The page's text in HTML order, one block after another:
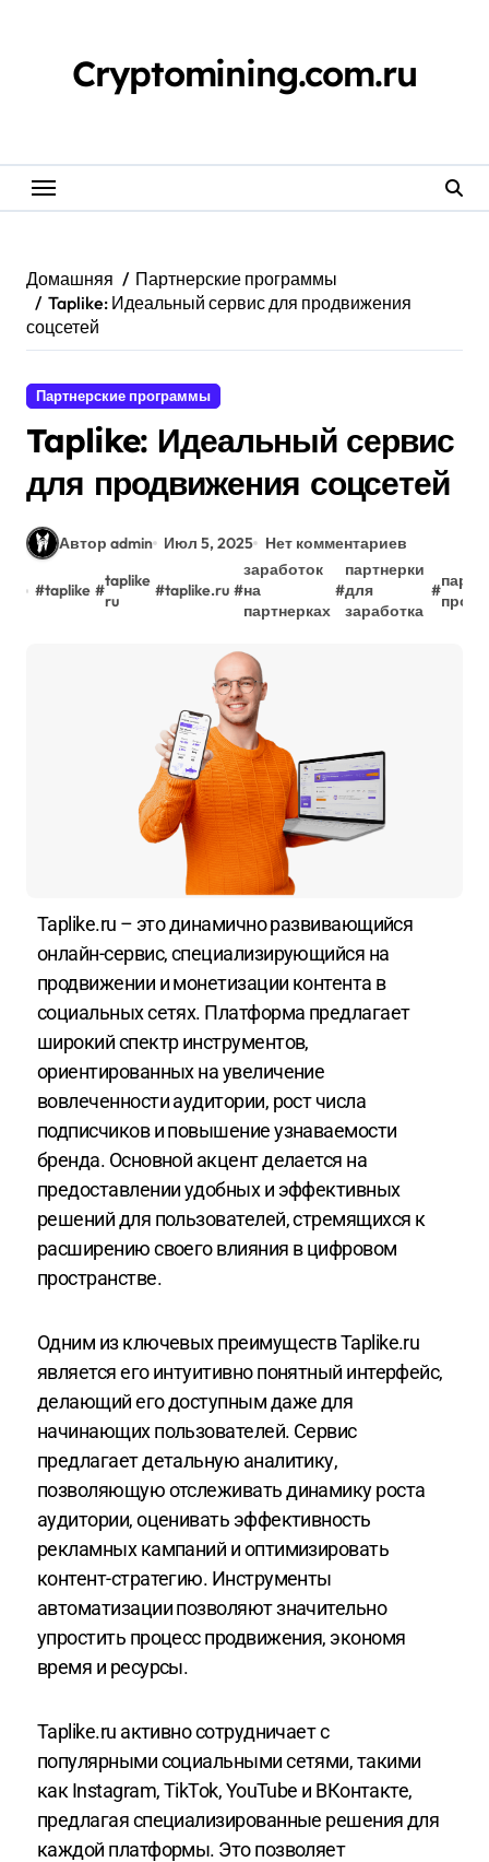
Cryptomining.com.ru
Домашняя
Партнерские программы
Taplike: Идеальный сервис для продвижения
соцсетей
Партнерские программы
Taplike: Идеальный сервис
для продвижения соцсетей
Автор admin Июл 5, 2025 Нет комментариев
#taplike #
taplike
ru
#taplike.ru #
заработок
на
партнерках
#
партнерки
для
заработка
#
Taplike.ru – это динамично развивающийся
онлайн-сервис, специализирующийся на
продвижении и монетизации контента в
социальных сетях. Платформа предлагает
широкий спектр инструментов,
ориентированных на увеличение
вовлеченности аудитории, рост числа
подписчиков и повышение узнаваемости
бренда. Основной акцент делается на
предоставлении удобных и эффективных
решений для пользователей, стремящихся к
расширению своего влияния в цифровом
пространстве.
Одним из ключевых преимуществ Taplike.ru
является его интуитивно понятный интерфейс,
делающий его доступным даже для
начинающих пользователей. Сервис
предлагает детальную аналитику,
позволяющую отслеживать динамику роста
аудитории, оценивать эффективность
рекламных кампаний и оптимизировать
контент-стратегию. Инструменты
автоматизации позволяют значительно
упростить процесс продвижения, экономя
время и ресурсы.
Taplike.ru активно сотрудничает с
популярными социальными сетями, такими
как Instagram, TikTok, YouTube и ВКонтакте,
предлагая специализированные решения для
каждой платформы. Это позволяет